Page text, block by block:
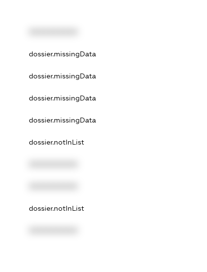
dossier.missingData
dossier.missingData
dossier.missingData
dossier.missingData
dossier.notInList
dossier.notInList